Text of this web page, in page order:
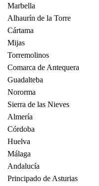
Marbella
Alhaurín de la Torre
Cártama
Mijas
Torremolinos
Comarca de Antequera
Guadalteba
Nororma
Sierra de las Nieves
Almería
Córdoba
Huelva
Málaga
Andalucía
Principado de Asturias